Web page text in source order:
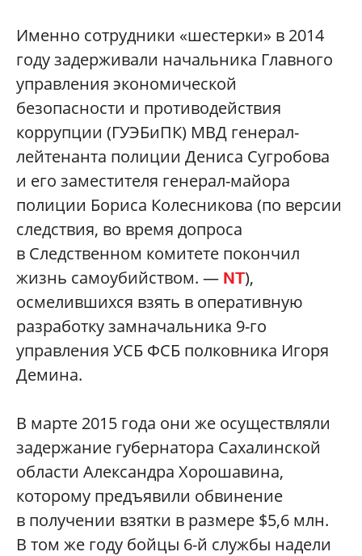
Именно сотрудники «шестерки» в 2014
году задерживали начальника Главного
управления экономической
безопасности и противодействия
коррупции (ГУЭБиПК) МВД генерал-
лейтенанта полиции Дениса Сугробова
и его заместителя генерал-майора
полиции Бориса Колесникова (по версии
следствия, во время допроса
в Следственном комитете покончил
жизнь самоубийством. — NT),
осмелившихся взять в оперативную
разработку замначальника 9-го
управления УСБ ФСБ полковника Игоря
Демина.
В марте 2015 года они же осуществляли
задержание губернатора Сахалинской
области Александра Хорошавина,
которому предъявили обвинение
в получении взятки в размере $5,6 млн.
В том же году бойцы 6-й службы надели